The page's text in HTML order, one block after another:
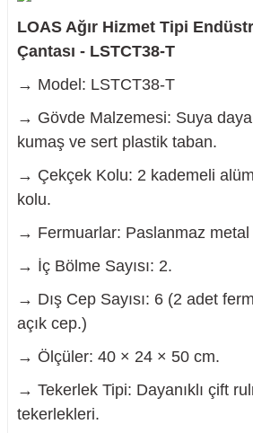
LOAS Ağır Hizmet Tipi
Çantası - LSTCT38-T
→ Model: LSTCT38-T
→ Gövde Malzemesi: Suya
kumaş ve sert plastik taban.
→ Çekçek Kolu: 2 kademeli
kolu.
→ Fermuarlar: Paslanmaz metal
→ İç Bölme Sayısı: 2.
→ Dış Cep Sayısı: 6 (2 adet
açık cep.)
→ Ölçüler: 40 × 24 × 50 cm.
→ Tekerlek Tipi: Dayanıklı çift
tekerlekleri.